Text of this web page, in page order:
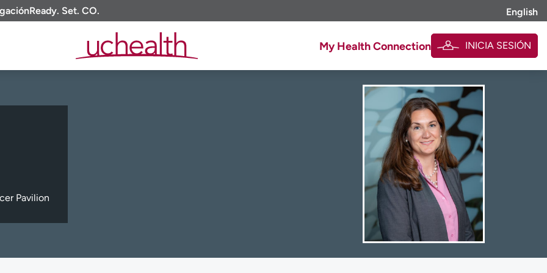
Ready. Set. CO. English
My Health Connection INICIA SESIÓN
Pavilion